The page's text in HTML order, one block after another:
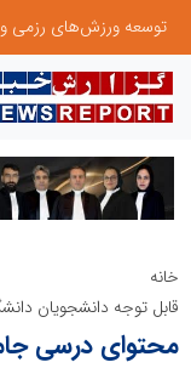
خانه
قابل توجه دانشجویان
محتوای درسی